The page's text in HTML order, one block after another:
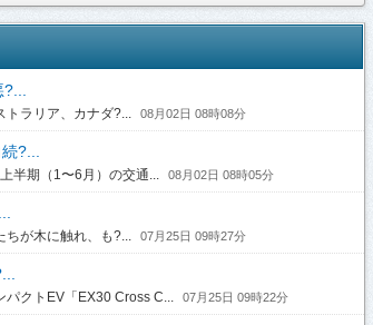
?...
トラリア、カナダ?... 08月02日 08時08分
?...
半期（1〜6月）の交通... 08月02日 08時05分
ちが木に触れ、も?... 07月25日 09時27分
パクトEV「EX30 Cross C... 07月25日 09時22分